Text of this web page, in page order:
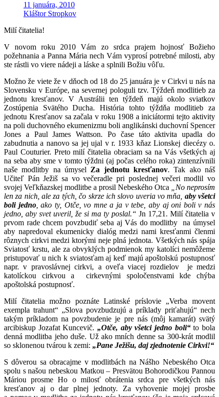
11 januára, 2010
Kláštor Stropkov
Milí čitatelia!
V novom roku 2010 Vám zo srdca prajem hojnosť Božieho
požehnania a Panna Mária nech Vám vyprosí potrebné milosti, aby
ste rástli vo viere nádeji a láske a splnili Božiu vôľu.
Možno že viete že v dňoch od 18 do 25 januára je v Cirkvi u nás na
Slovensku v Európe, na severnej pologuli tzv. Týždeň modlitieb za
jednotu kresťanov. V Austrálii ten týždeň majú okolo sviatkov
Zostúpenia Svätého Ducha. História tohto týždňa modlitieb za
jednotu Kresťanov sa začala v roku 1908 a iniciátormi tejto aktivity
na poli duchovného ekumenizmu boli anglikánski duchovní Spencer
Jones a Paul James Wattson. Po čase táto aktivita upadla do
zabudnutia a nanovo sa jej ujal v r. 1933 kňaz Lionskej diecézy o.
Paul Couturier. Preto milí čitatelia obraciam sa na Vás všetkých aj
na seba aby sme v tomto týždni (aj počas celého roka) zintenzívnili
naše modlitby na úmysel Za jednotu kresťanov. Tak ako náš
Učiteľ Pán Ježiš sa vo večeradle pri poslednej večeri modlil vo
svojej Veľkňazskej modlitbe a prosil Nebeského Otca
„No neprosím
len za nich, ale za tých, čo skrze ich slovo uveria vo mňa, aby všetci
boli jedno, ako ty, Otče, vo mne a ja v tebe, aby aj oni boli v nás
jedno, aby svet uveril, že si ma ty poslal.“ Jn 17,21. Milí čitatelia v
prvom rade chcem povzbudiť seba aj Vás do modlitby na úmysel
aby napredoval ekumenicky dialóg medzi nami kresťanmi členmi
rôznych cirkvi medzi ktorými neje plná jednota. Všetkých nás spája
Sviatosť krstu, ale za obvyklých podmienok my katolíci nemôžeme
pristupovať u nich k sviatosťam aj keď majú apoštolskú postupnosť
napr. v pravoslávnej cirkvi, a oveľa viacej rozdielov je medzi
katolíckou cirkvou a cirkevnými spoločenstvami kde chýba
apoštolská postupnosť.
Milí čitatelia možno poznáte Latinské príslovie „Verba movent
exempla trahunt“ „Slova povzbudzujú a príklady priťahujú“ nech
takým príkladom na povzbudenie je pre nás (môj kamarát) svätý
arcibiskup Jozafat Kuncevič. „Otče, aby všetci jedno boli“to bola
denná modlitba jeho duše. Už ako mních denne sa 300-krát modlil
so sklonenou tvárou k zemi: „Pane Ježišu, daj zjednotenie Cirkvi!“
S dôverou sa obracajme v modlitbách na Nášho Nebeského Otca
spolu s našou nebeskou Matkou – Presvätou Bohorodičkou Pannou
Máriou prosme Ho o milosť obrátenia srdca pre všetkých nás
kresťanov aj o dar plnej jednoty. Za vyhovenie mojej prosbe